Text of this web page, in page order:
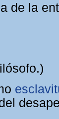
de la